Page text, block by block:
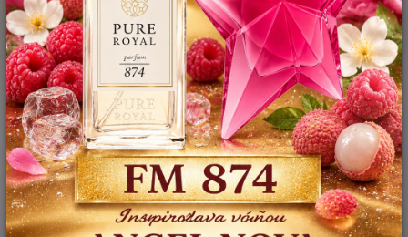
Úvod FM - PARFEMY ROYAL PARFUMY DÁMSKE
FM 854
Inšpirovaná CAROLINA HERRERA Very Good Girl Glam
FM 854 Inšpirovaná CAROLINA
HERRERA Very Good Girl Glam
35 €
- 26 %